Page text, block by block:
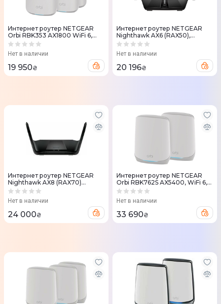
Интернет роутер NETGEAR
Orbi RBK353 AX1800 WiFi 6,
MESH (3шт.)
Нет в наличии
19 950₴
Интернет роутер NETGEAR
Nighthawk AX6 (RAX50),
AX5400 WiFi 6
Нет в наличии
20 196₴
Интернет роутер NETGEAR
Nighthawk AX8 (RAX70)
AX6600 WiFi 6
Нет в наличии
24 000₴
Интернет роутер NETGEAR
Orbi RBK762S AX5400, WiFi 6,
MESH (2шт.)
Нет в наличии
33 690₴